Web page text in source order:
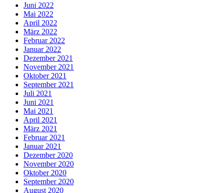
Juni 2022
Mai 2022
April 2022
März 2022
Februar 2022
Januar 2022
Dezember 2021
November 2021
Oktober 2021
September 2021
Juli 2021
Juni 2021
Mai 2021
April 2021
März 2021
Februar 2021
Januar 2021
Dezember 2020
November 2020
Oktober 2020
September 2020
August 2020